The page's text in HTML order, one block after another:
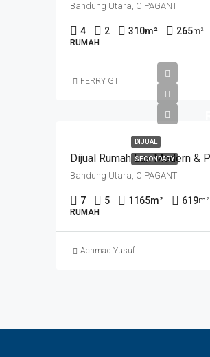
Bandung Utara, CIPAGANTI
4 2 310m² 265m²
RUMAH
FERRY GT
DIJUAL
SECONDARY
Bandung Utara, CIPAGANTI
7 5 1165m² 619m²
RUMAH
Achmad Yusuf